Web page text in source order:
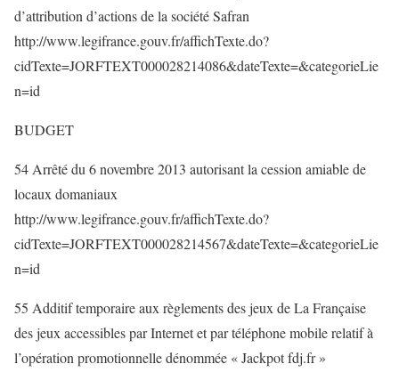
d’attribution d’actions de la société Safran
http://www.legifrance.gouv.fr/affichTexte.do?
cidTexte=JORFTEXT000028214086&dateTexte=&categorieLie
n=id
BUDGET
54 Arrêté du 6 novembre 2013 autorisant la cession amiable de
locaux domaniaux
http://www.legifrance.gouv.fr/affichTexte.do?
cidTexte=JORFTEXT000028214567&dateTexte=&categorieLie
n=id
55 Additif temporaire aux règlements des jeux de La Française
des jeux accessibles par Internet et par téléphone mobile relatif à
l’opération promotionnelle dénommée « Jackpot fdj.fr »